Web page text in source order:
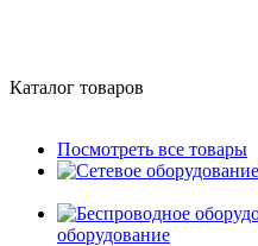
Каталог товаров
Посмотреть все товары
оборудование